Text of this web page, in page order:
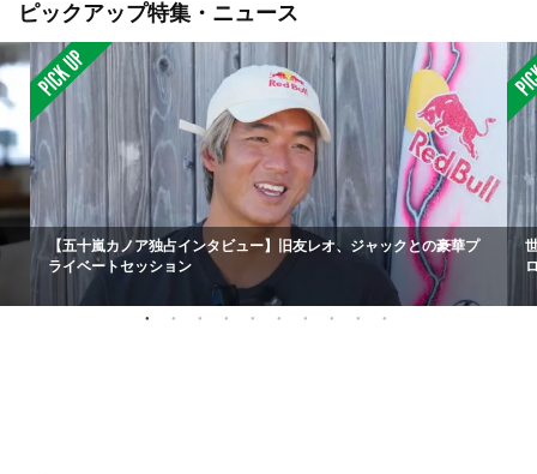
ピックアップ特集・ニュース
【五十嵐カノア独占インタビュー】旧友レオ、ジャックとの豪華プ
ライベートセッション